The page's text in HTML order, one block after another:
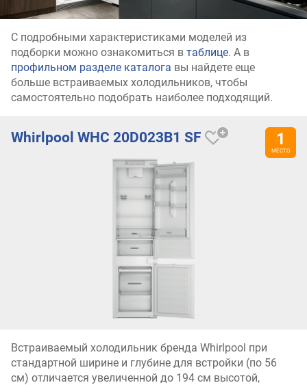
С подробными характеристиками моделей из
подборки можно ознакомиться в таблице. А в
профильном разделе каталога вы найдете еще
больше встраиваемых холодильников, чтобы
самостоятельно подобрать наиболее подходящий.
Whirlpool WHC 20D023B1 SF
Встраиваемый холодильник бренда Whirlpool при
стандартной ширине и глубине для встройки (по 56
см) отличается увеличенной до 194 см высотой,